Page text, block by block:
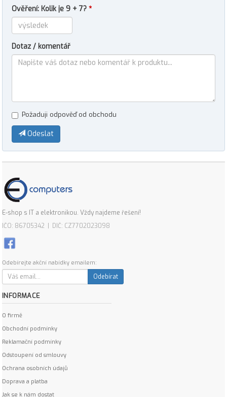
Ověření: Kolik je 9 + 7? *
Dotaz / komentář
Požaduji odpověď od obchodu
Odeslat
E-shop s IT a elektronikou. Vždy najdeme řešení!
IČO: 86705342 | DIČ: CZ7702023098
Odebírejte akční nabídky emailem:
Odebírat
INFORMACE
O firmě
Obchodní podmínky
Reklamační podmínky
Odstoupení od smlouvy
Ochrana osobních údajů
Doprava a platba
Jak se k nám dostat